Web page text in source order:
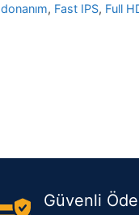
donanım, Fast IPS, Full
Güvenli